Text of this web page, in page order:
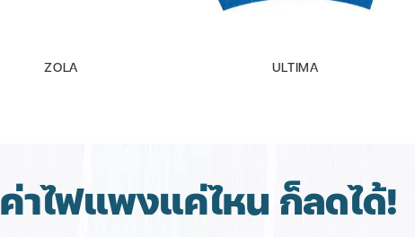
ZOLA ULTIMA
ค่าไฟแพงแค่ไหน ก็ลดได้!